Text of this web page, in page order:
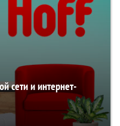
сети и интернет-